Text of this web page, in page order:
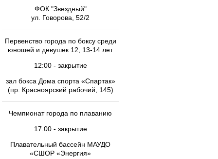
ФОК "Звездный"
ул. Говорова, 52/2
Первенство города по боксу среди
юношей и девушек 12, 13-14 лет
12:00 - закрытие
зал бокса Дома спорта «Спартак»
(пр. Красноярский рабочий, 145)
Чемпионат города по плаванию
17:00 - закрытие
Плавательный бассейн МАУДО
«СШОР «Энергия»